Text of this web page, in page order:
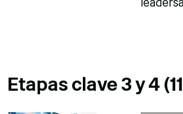
Etapas clave 3 y 4